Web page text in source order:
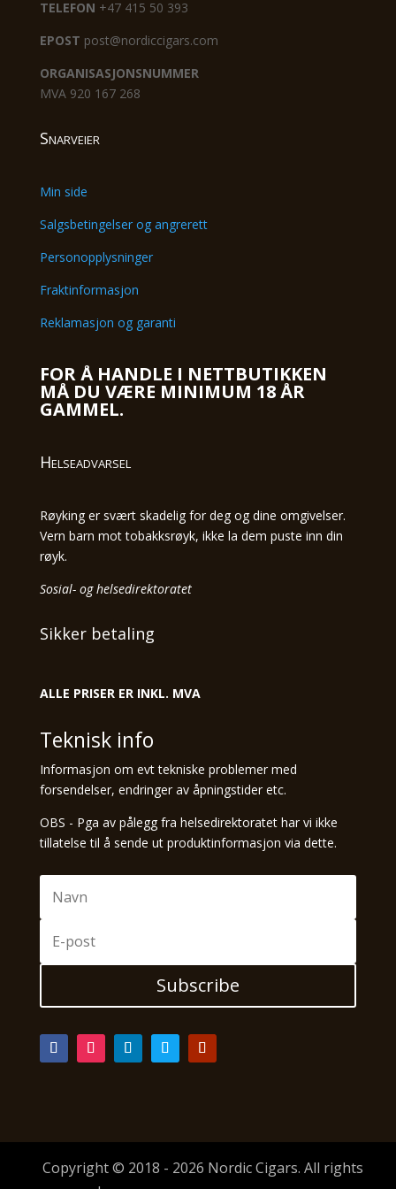
TELEFON +47 415 50 393
EPOST post@nordiccigars.com
ORGANISASJONSNUMMER
MVA 920 167 268
Snarveier
Min side
Salgsbetingelser og angrerett
Personopplysninger
Fraktinformasjon
Reklamasjon og garanti
FOR Å HANDLE I NETTBUTIKKEN
MÅ DU VÆRE MINIMUM 18 ÅR
GAMMEL.
Helseadvarsel
Røyking er svært skadelig for deg og dine omgivelser.
Vern barn mot tobakksrøyk, ikke la dem puste inn din
røyk.
Sosial- og helsedirektoratet
Sikker betaling
ALLE PRISER ER INKL. MVA
Teknisk info
Informasjon om evt tekniske problemer med
forsendelser, endringer av åpningstider etc.
OBS - Pga av pålegg fra helsedirektoratet har vi ikke
tillatelse til å sende ut produktinformasjon via dette.
Subscribe
Copyright © 2018 - 2026 Nordic Cigars. All rights